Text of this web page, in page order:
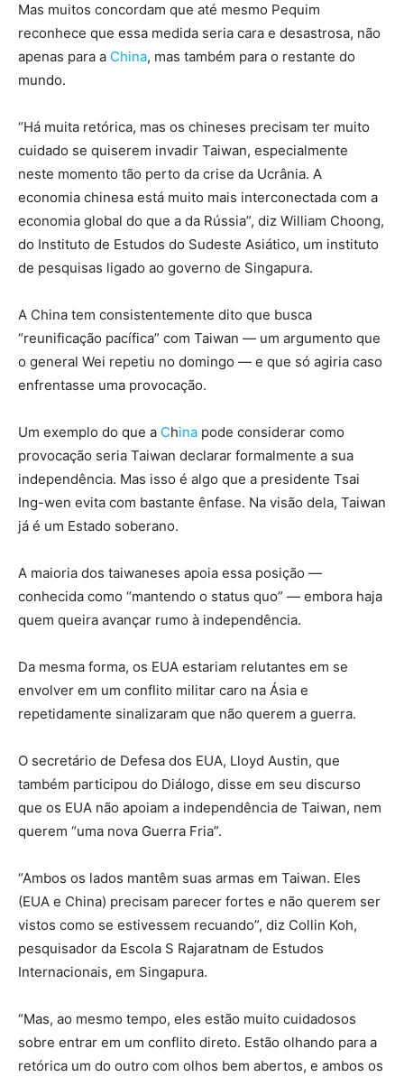
Mas muitos concordam que até mesmo Pequim
reconhece que essa medida seria cara e desastrosa, não
apenas para a China, mas também para o restante do
mundo.
“Há muita retórica, mas os chineses precisam ter muito
cuidado se quiserem invadir Taiwan, especialmente
neste momento tão perto da crise da Ucrânia. A
economia chinesa está muito mais interconectada com a
economia global do que a da Rússia”, diz William Choong,
do Instituto de Estudos do Sudeste Asiático, um instituto
de pesquisas ligado ao governo de Singapura.
A China tem consistentemente dito que busca
“reunificação pacífica” com Taiwan — um argumento que
o general Wei repetiu no domingo — e que só agiria caso
enfrentasse uma provocação.
Um exemplo do que a China pode considerar como
provocação seria Taiwan declarar formalmente a sua
independência. Mas isso é algo que a presidente Tsai
Ing-wen evita com bastante ênfase. Na visão dela, Taiwan
já é um Estado soberano.
A maioria dos taiwaneses apoia essa posição —
conhecida como “mantendo o status quo” — embora haja
quem queira avançar rumo à independência.
Da mesma forma, os EUA estariam relutantes em se
envolver em um conflito militar caro na Ásia e
repetidamente sinalizaram que não querem a guerra.
O secretário de Defesa dos EUA, Lloyd Austin, que
também participou do Diálogo, disse em seu discurso
que os EUA não apoiam a independência de Taiwan, nem
querem “uma nova Guerra Fria”.
“Ambos os lados mantêm suas armas em Taiwan. Eles
(EUA e China) precisam parecer fortes e não querem ser
vistos como se estivessem recuando”, diz Collin Koh,
pesquisador da Escola S Rajaratnam de Estudos
Internacionais, em Singapura.
“Mas, ao mesmo tempo, eles estão muito cuidadosos
sobre entrar em um conflito direto. Estão olhando para a
retórica um do outro com olhos bem abertos, e ambos os